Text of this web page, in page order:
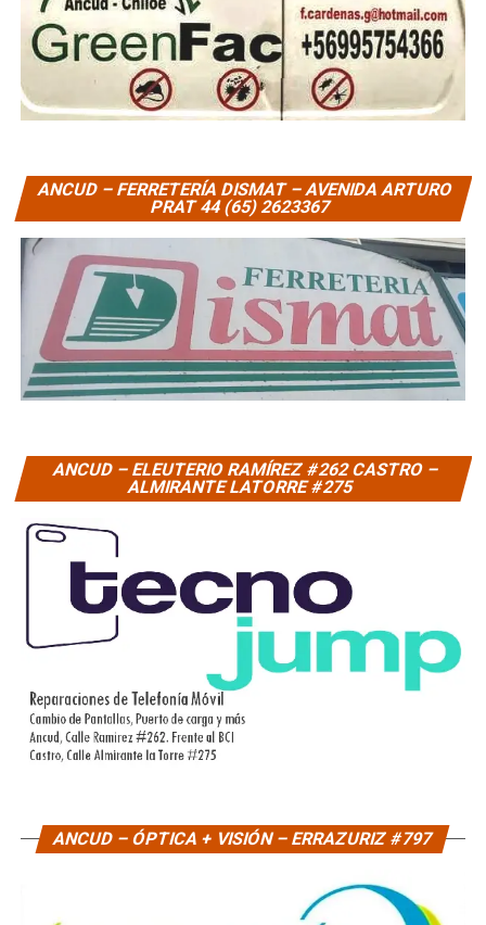
ANCUD – FERRETERÍA DISMAT – AVENIDA ARTURO
PRAT 44 (65) 2623367
ANCUD – ELEUTERIO RAMÍREZ #262 CASTRO –
ALMIRANTE LATORRE #275
ANCUD – ÓPTICA + VISIÓN – ERRAZURIZ #797